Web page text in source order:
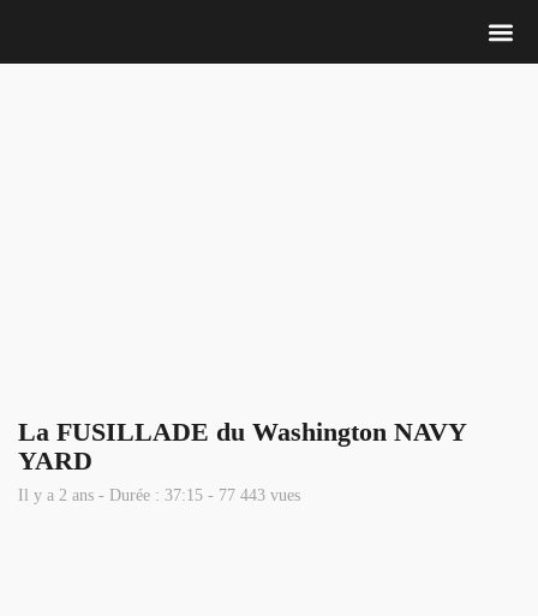
La FUSILLADE du Washington NAVY
YARD
Il y a 2 ans - Durée : 37:15 - 77 443 vues